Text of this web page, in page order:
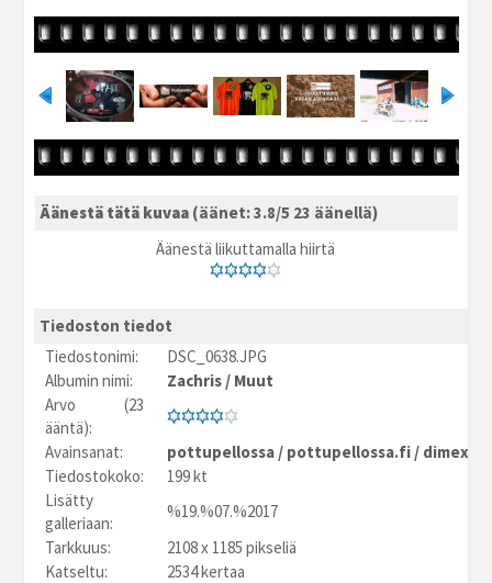
Äänestä tätä kuvaa (äänet: 3.8/5 23 äänellä)
Äänestä liikuttamalla hiirtä
Tiedoston tiedot
Tiedostonimi:
DSC_0638.JPG
Albumin nimi:
Zachris / Muut
Arvo (23
ääntä):
Avainsanat:
pottupellossa / pottupellossa.fi / dimex
Tiedostokoko:
199 kt
Lisätty
galleriaan:
%19.%07.%2017
Tarkkuus:
2108 x 1185 pikseliä
Katseltu:
2534 kertaa